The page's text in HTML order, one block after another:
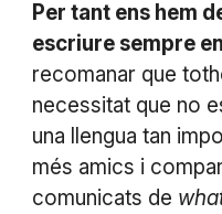
Per tant ens hem
escriure sempre
recomanar que
necessitat que no
una llengua tan
més amics i
comunicats de